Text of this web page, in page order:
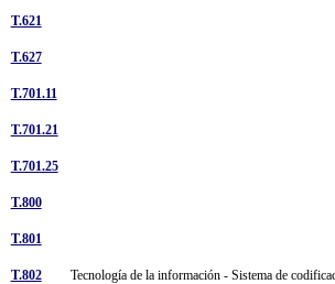
T.621
T.627
T.701.11
T.701.21
T.701.25
T.800
T.801
T.802 Tecnología de la información - Sistema de